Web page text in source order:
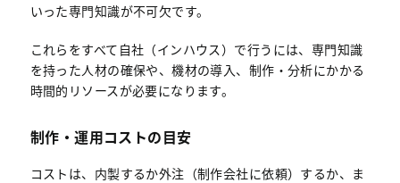
いった専門知識が不可欠です。
これらをすべて自社（インハウス）で行うには、専門知識
を持った人材の確保や、機材の導入、制作・分析にかかる
時間的リソースが必要になります。
制作・運用コストの目安
コストは、内製するか外注（制作会社に依頼）するか、ま